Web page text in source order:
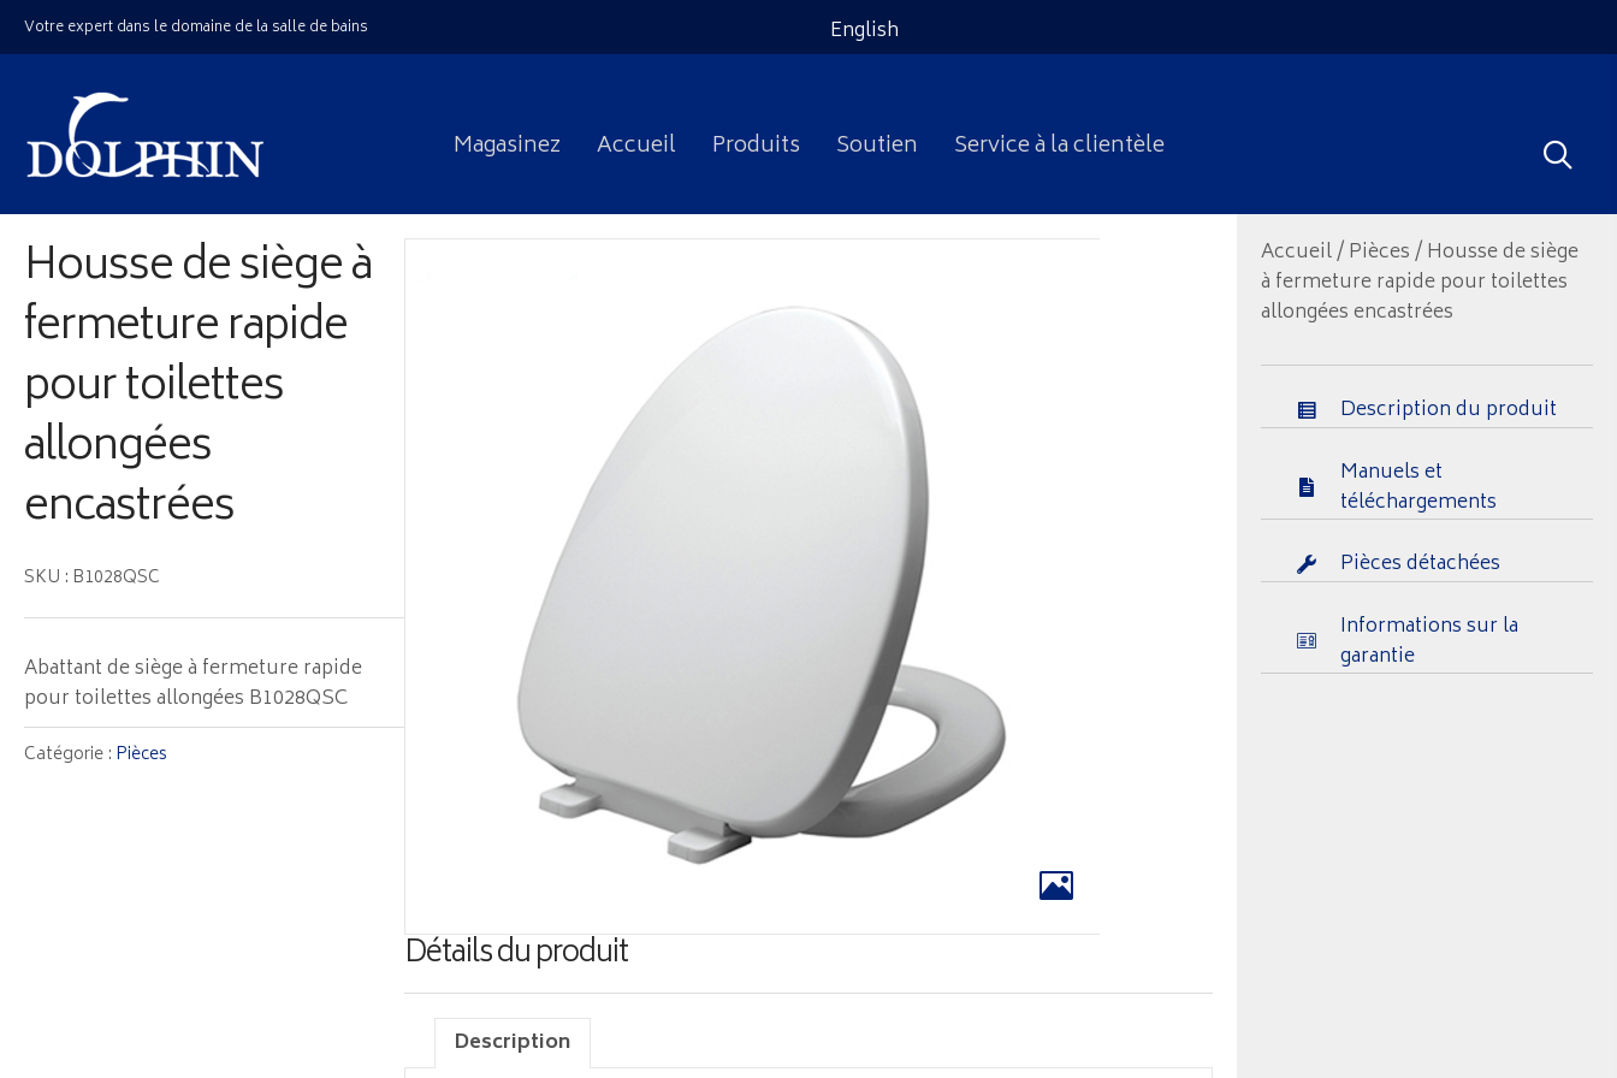
Votre expert dans le domaine de la salle de bains English
Magasinez Accueil Produits Soutien Service à la clientèle
Housse de siège à
fermeture rapide
pour toilettes
allongées
encastrées
SKU : B1028QSC
Abattant de siège à fermeture rapide
pour toilettes allongées B1028QSC
Catégorie : Pièces
Détails du produit
Description
Accueil/Pièces/ Housse de siège
à fermeture rapide pour toilettes
allongées encastrées
Description du produit
Manuels et
téléchargements
Pièces détachées
Informations sur la
garantie